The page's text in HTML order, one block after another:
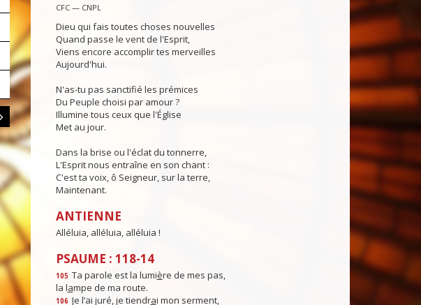
CFC — CNPL
Dieu qui fais toutes choses nouvelles
Quand passe le vent de l'Esprit,
Viens encore accomplir tes merveilles
Aujourd'hui.
N'as-tu pas sanctifié les prémices
Du Peuple choisi par amour ?
Illumine tous ceux que l'Église
Met au jour.
Dans la brise ou l'éclat du tonnerre,
L'Esprit nous entraîne en son chant :
C'est ta voix, ô Seigneur, sur la terre,
Maintenant.
ANTIENNE
Alléluia, alléluia, alléluia !
PSAUME : 118-14
105 Ta parole est la lumière de mes pas,
la lampe de ma route.
106 Je l’ai juré, je tiendrai mon serment,